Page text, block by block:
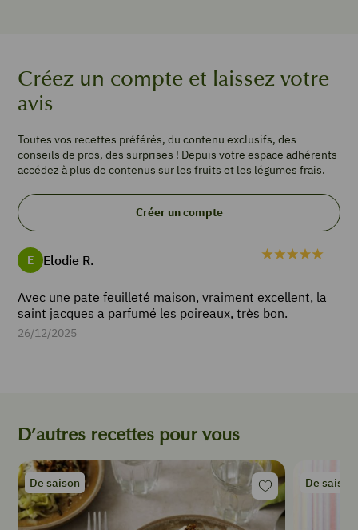
poireau
noix
St
Jacques
g
beurre
cl
crème
fraîche
1
de
1
œuf
Sel
Poivre
Créez un compte et laissez votre
avis
Toutes vos recettes préférés, du contenu exclusifs, des
conseils de pros, des surprises ! Depuis votre espace adhérents
accédez à plus de contenus sur les fruits et les légumes frais.
Créer un compte
E Elodie R.
Avec une pate feuilleté maison, vraiment excellent, la
saint jacques a parfumé les poireaux, très bon.
26/12/2025
D’autres recettes pour vous
De saison De saison